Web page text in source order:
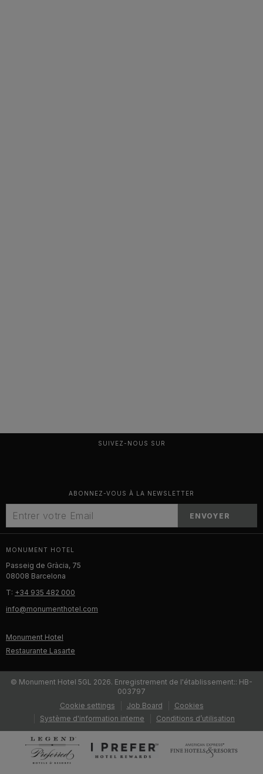
SUIVEZ-NOUS SUR
ABONNEZ-VOUS À LA NEWSLETTER
ENVOYER
MONUMENT HOTEL
Passeig de Gràcia, 75
08008 Barcelona
T: +34 935 482 000
info@monumenthotel.com
Monument Hotel
Restaurante Lasarte
© Monument Hotel 5GL 2026. Enregistrement de l'établissement:: HB-
003797
Cookie settings
Job Board
Cookies
Système d'information interne
Conditions d’utilisation